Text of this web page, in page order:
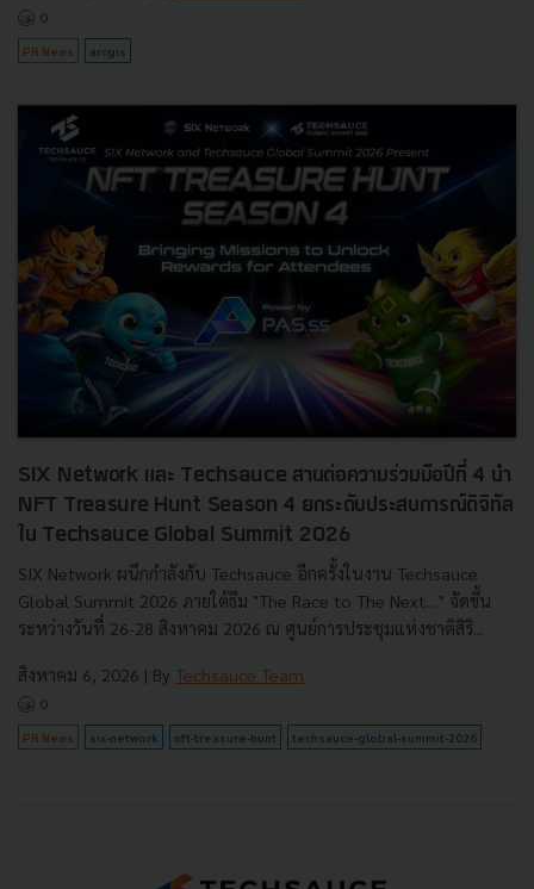
0
PR News arcgis
SIX Network และ Techsauce สานต่อความร่วมมือปีที่ 4 นำ
NFT Treasure Hunt Season 4 ยกระดับประสบการณ์ดิจิทัล
ใน Techsauce Global Summit 2026
SIX Network ผนึกกำลังกับ Techsauce อีกครั้งในงาน Techsauce
Global Summit 2026 ภายใต้ธีม "The Race to The Next…" จัดขึ้น
ระหว่างวันที่ 26-28 สิงหาคม 2026 ณ ศูนย์การประชุมแห่งชาติสิริ...
สิงหาคม 6, 2026 | By Techsauce Team
0
PR News six-network nft-treasure-hunt techsauce-global-summit-2026